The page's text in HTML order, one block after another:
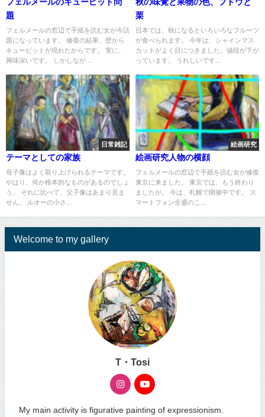
題
フェルメールの窓辺で手紙を読む女が今話
題になっています。 修復の結果、壁から
キューピットが現れたからです。 実に、
興味深いです。 しかしなが...
栗
日本では、秋になるといろいろなフルーツ
が食べられます。 今年は、シャインマス
カットがよく目につきました。値段が下が
っています。 うれしいです...
日常雑記
テーマとしての家族
母子像はよく取り上げられるテーマです。
やはり、何か根本的なものがあるのでしょ
う。 それに比べて、父子像はあまり見ま
せん。 ルオーの小さ...
絵画研究
絵画研究人物の横顔
フェルメールの窓辺で手紙を読む女が修復
東京に来ました。 東京では、もう終わり
ましたが。 今は、札幌で開催中です。 ス
マートフォン全盛のこ...
Welcome to my gallery
T・Tosi
My main activity is figurative painting of expressionism.